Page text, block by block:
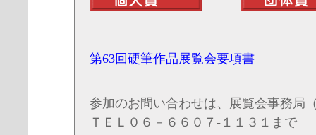
第63回硬筆作品展覧会要項書
参加のお問い合わせは、展覧会事務局
ＴＥＬ０６－６６０７-１１３１まで